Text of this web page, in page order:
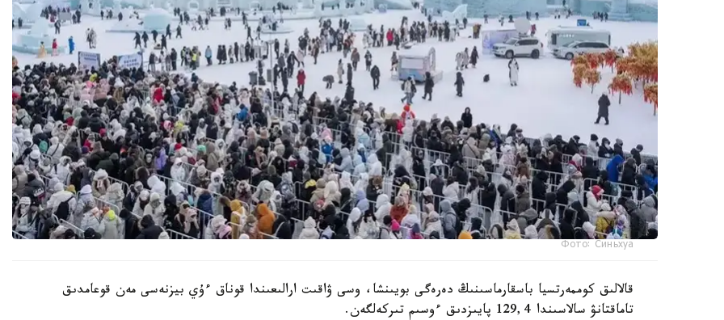
Фото: Синьхуа
قالالىق كوممەرتسيا باسقارماسىنىڭ دەرەگى بويىنشا، وسى ۋاقىت ارالىعىندا قوناق ءۇي بيزنەسى مەن قوعامدىق
تاماقتانۋ سالاسىندا 129,4 پايىزدىق ءوسىم تىركەلگەن.